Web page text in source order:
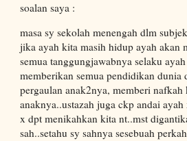
soalan saya :
masa sy sekolah menengah dlm
jika ayah kita masih hidup ayah akan
semua tanggungjawabnya selaku
memberikan semua pendidikan dunia
pergaulan anak2nya, memberi
anaknya..ustazah juga ckp andai
x dpt menikahkan kita nt..mst
sah..setahu sy sahnya sesebuah